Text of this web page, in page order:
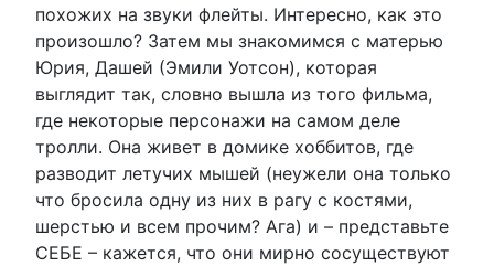
похожих на звуки флейты. Интересно, как это
произошло? Затем мы знакомимся с матерью
Юрия, Дашей (Эмили Уотсон), которая
выглядит так, словно вышла из того фильма,
где некоторые персонажи на самом деле
тролли. Она живет в домике хоббитов, где
разводит летучих мышей (неужели она только
что бросила одну из них в рагу с костями,
шерстью и всем прочим? Ага) и – представьте
СЕБЕ – кажется, что они мирно сосуществуют